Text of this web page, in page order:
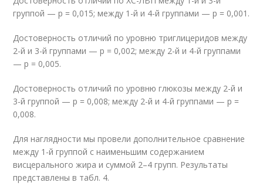
группой — р = 0,015; между 1-й и 4-й группами — р = 0,001.
Достоверность отличий по уровню триглицеридов между
2-й и 3-й группами — р = 0,002; между 2-й и 4-й группами
— р = 0,005.
Достоверность отличий по уровню глюкозы между 2-й и
3-й группой — р = 0,008; между 2-й и 4-й группами — р =
0,008.
Для наглядности мы провели дополнительное сравнение
между 1-й группой с наименьшим содержанием
висцерального жира и суммой 2–4 групп. Результаты
представлены в табл. 4.